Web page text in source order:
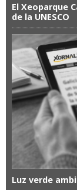
El Xeoparque
de la UNESCO
Luz verde